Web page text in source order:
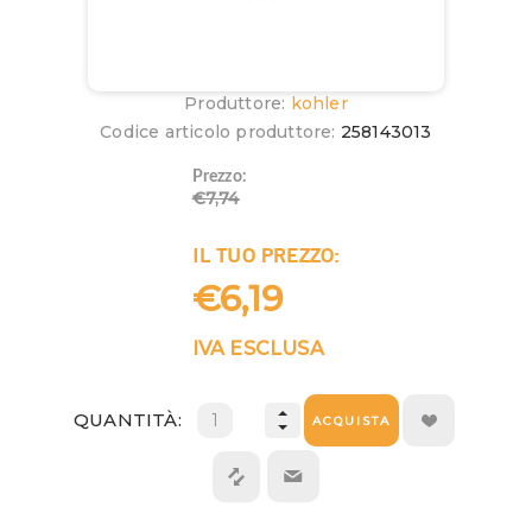
Produttore: kohler
Codice articolo produttore: 258143013
Prezzo:
€7,74
IL TUO PREZZO:
€6,19
IVA ESCLUSA
QUANTITÀ: ACQUISTA